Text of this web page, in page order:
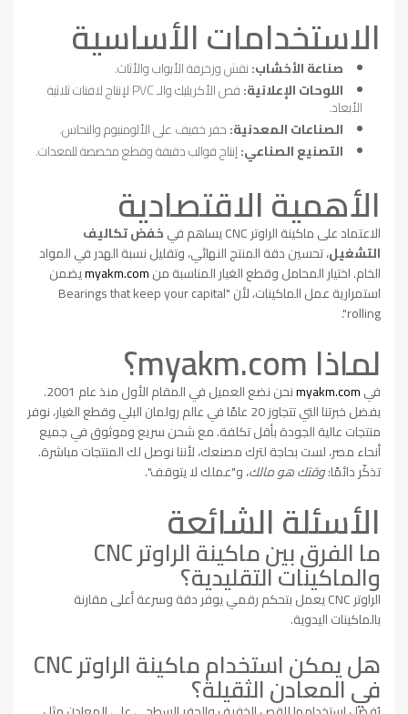
الاستخدامات الأساسية
صناعة الأخشاب:نقش وزخرفة الأبواب والأثاث.
اللوحات الإعلانية:
قص الأكريليك والـ PVC لإنتاج لافتات ثلاثية
الأبعاد.
الصناعات المعدنية:حفر خفيف على الألومنيوم والنحاس.
التصنيع الصناعي:إنتاج قوالب دقيقة وقطع مخصصة للمعدات.
الأهمية الاقتصادية
الاعتماد على ماكينة الراوتر CNC يساهم في
خفض تكاليف
التشغيل، تحسين دقة المنتج النهائي، وتقليل نسبة الهدر في المواد
الخام. اختيار المحامل وقطع الغيار المناسبة منmyakm.comيضمن
استمرارية عمل الماكينات، لأن "Bearings that keep your capital
rolling".
لماذا myakm.com؟
فيmyakm.com
نحن نضع العميل في المقام الأول منذ عام 2001.
بفضل خبرتنا التي تتجاوز 20 عامًا في عالم رولمان البلي وقطع الغيار، نوفر
منتجات عالية الجودة بأقل تكلفة. مع شحن سريع وموثوق في جميع
أنحاء مصر، لست بحاجة لترك مصنعك، لأننا نوصل لك المنتجات مباشرة.
تذكّر دائمًا:وقتك هو مالك، و"عملك لا يتوقف".
الأسئلة الشائعة ما الفرق بين ماكينة الراوتر CNC
والماكينات التقليدية؟
الراوتر CNC يعمل بتحكم رقمي يوفر دقة وسرعة أعلى مقارنة
بالماكينات اليدوية.
هل يمكن استخدام ماكينة الراوتر CNC
في المعادن الثقيلة؟